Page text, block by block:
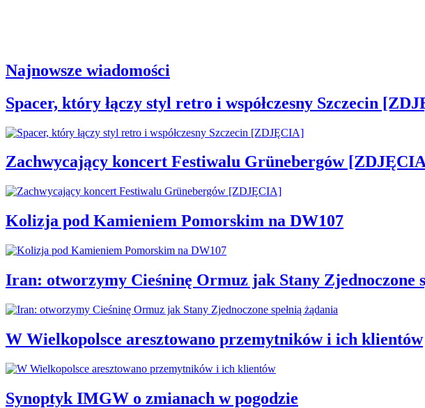
Najnowsze wiadomości
Spacer, który łączy styl retro i współczesny Szczecin
Zachwycający koncert Festiwalu Grünebergów
Kolizja pod Kamieniem Pomorskim na DW107
Iran: otworzymy Cieśninę Ormuz jak Stany Zjednoczone
W Wielkopolsce aresztowano przemytników i ich klientów
Synoptyk IMGW o zmianach w pogodzie